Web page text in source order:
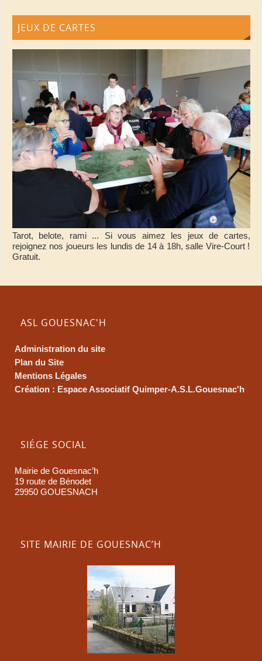
JEUX DE CARTES
Tarot, belote, rami ... Si vous aimez les jeux de cartes,
rejoignez nos joueurs les lundis de 14 à 18h, salle Vire-Court !
Gratuit.
ASL GOUESNAC'H
Administration du site
Plan du Site
Mentions Légales
Création : Espace Associatif Quimper-A.S.L.Gouesnac'h
SIÉGE SOCIAL
Mairie de Gouesnac’h
19 route de Bénodet
29950 GOUESNACH
SITE MAIRIE DE GOUESNAC’H